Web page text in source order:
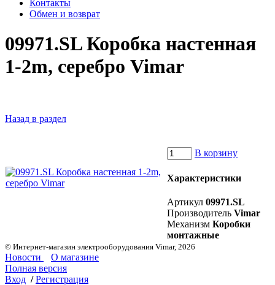
Контакты
Обмен и возврат
09971.SL Коробка настенная
1-2m, серебро Vimar
Назад в раздел
В корзину
Характеристики
Артикул 09971.SL
Производитель Vimar
Механизм Коробки
монтажные
© Интернет-магазин электрооборудования Vimar, 2026
Новости
О магазине
Полная версия
Вход / Регистрация